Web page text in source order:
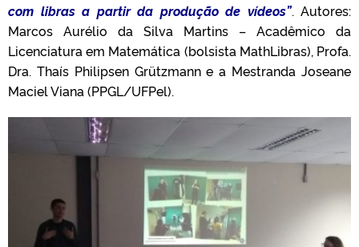
com libras a partir da produção de vídeos”. Autores:
Marcos Aurélio da Silva Martins – Acadêmico da
Licenciatura em Matemática (bolsista MathLibras), Profa.
Dra. Thaís Philipsen Grützmann e a Mestranda Joseane
Maciel Viana (PPGL/UFPel).